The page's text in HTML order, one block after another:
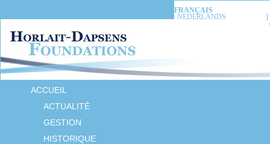
FRANÇAIS
NEDERLANDS
ACCUEIL
ACTUALITÉ
GESTION
HISTORIQUE